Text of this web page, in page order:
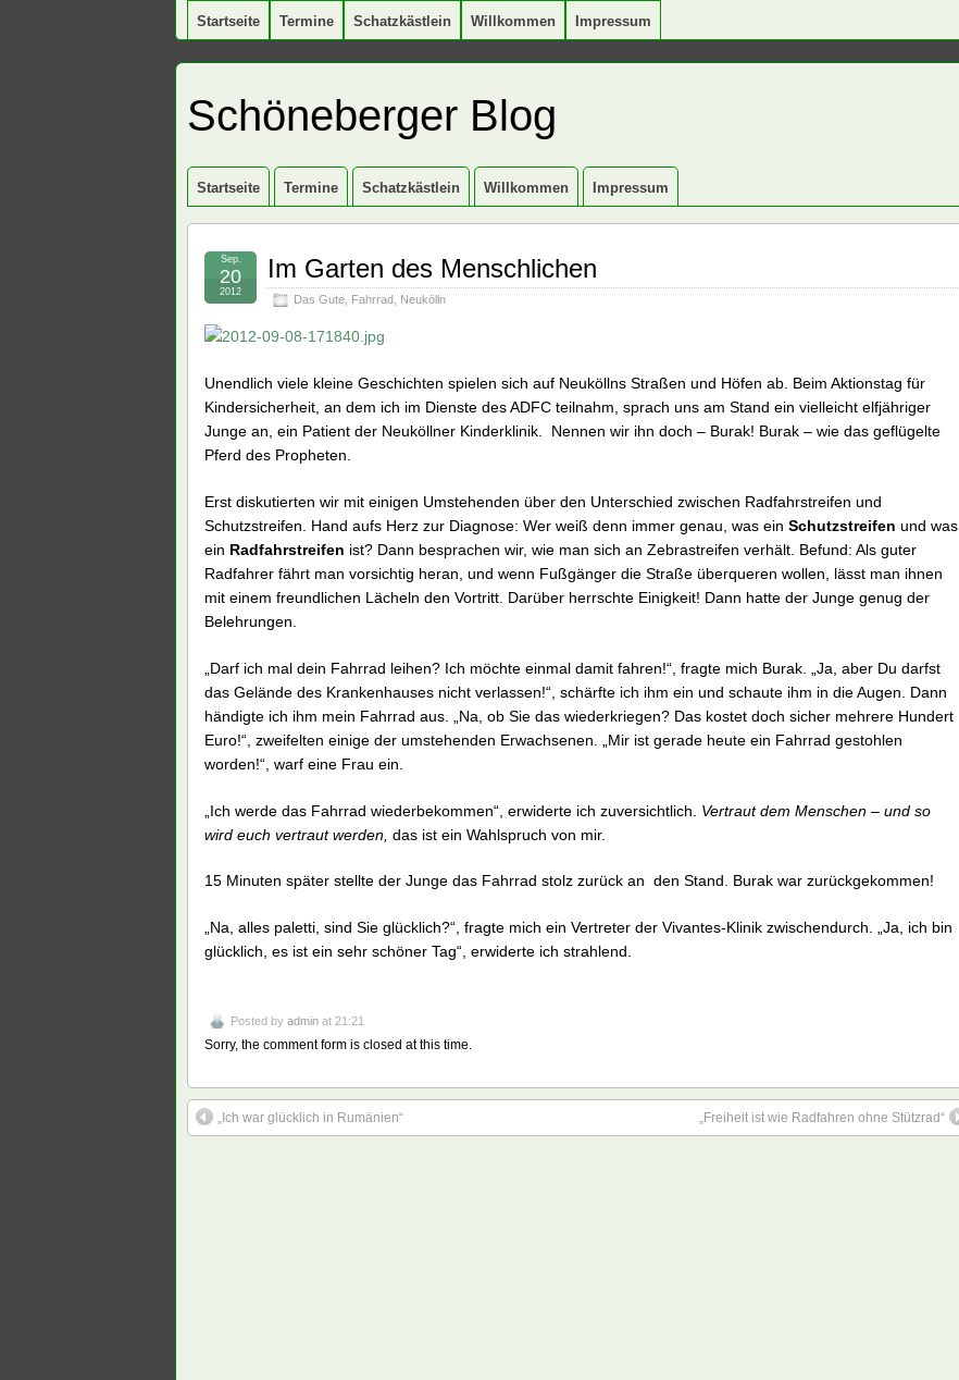
Startseite Termine Schatzkästlein Willkommen Impressum
Schöneberger Blog
Startseite Termine Schatzkästlein Willkommen Impressum
Im Garten des Menschlichen
Das Gute Fahrrad Neukölln
Sep.
20
2012
Unendlich viele kleine Geschichten spielen sich auf Neuköllns Straßen und Höfen ab. Beim Aktionstag für
Kindersicherheit, an dem ich im Dienste des ADFC teilnahm, sprach uns am Stand ein vielleicht elfjähriger
Junge an, ein Patient der Neuköllner Kinderklinik. Nennen wir ihn doch – Burak! Burak – wie das geflügelte
Pferd des Propheten.
Erst diskutierten wir mit einigen Umstehenden über den Unterschied zwischen Radfahrstreifen und
Schutzstreifen. Hand aufs Herz zur Diagnose: Wer weiß denn immer genau, was ein Schutzstreifen und was
ein Radfahrstreifen ist? Dann besprachen wir, wie man sich an Zebrastreifen verhält. Befund: Als guter
Radfahrer fährt man vorsichtig heran, und wenn Fußgänger die Straße überqueren wollen, lässt man ihnen
mit einem freundlichen Lächeln den Vortritt. Darüber herrschte Einigkeit! Dann hatte der Junge genug der
Belehrungen.
„Darf ich mal dein Fahrrad leihen? Ich möchte einmal damit fahren!“, fragte mich Burak. „Ja, aber Du darfst
das Gelände des Krankenhauses nicht verlassen!“, schärfte ich ihm ein und schaute ihm in die Augen. Dann
händigte ich ihm mein Fahrrad aus. „Na, ob Sie das wiederkriegen? Das kostet doch sicher mehrere Hundert
Euro!“, zweifelten einige der umstehenden Erwachsenen. „Mir ist gerade heute ein Fahrrad gestohlen
worden!“, warf eine Frau ein.
„Ich werde das Fahrrad wiederbekommen“, erwiderte ich zuversichtlich. Vertraut dem Menschen – und so
wird euch vertraut werden, das ist ein Wahlspruch von mir.
15 Minuten später stellte der Junge das Fahrrad stolz zurück an den Stand. Burak war zurückgekommen!
„Na, alles paletti, sind Sie glücklich?“, fragte mich ein Vertreter der Vivantes-Klinik zwischendurch. „Ja, ich bin
glücklich, es ist ein sehr schöner Tag“, erwiderte ich strahlend.
Posted by admin at 21:21
Sorry, the comment form is closed at this time.
„Ich war glücklich in Rumänien“ „Freiheit ist wie Radfahren ohne Stützrad“